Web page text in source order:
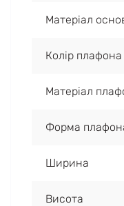
Матеріал
Колір плафона
Матеріал
Форма
Ширина
Висота